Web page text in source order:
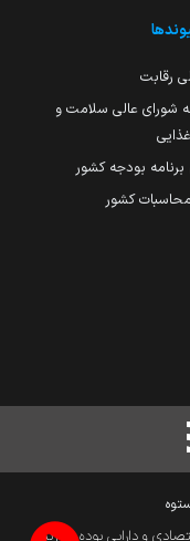
رقابت
شورای عالی سلامت و
برنامه بودجه کشور
کشور
و دارایی بوده و بازنشر